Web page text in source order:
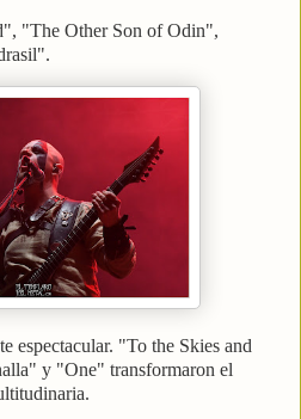
"The Other Son of Odin",
espectacular. "To the Skies and
y "One" transformaron el